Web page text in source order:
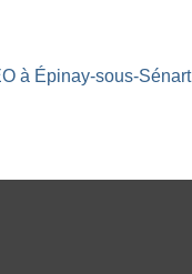
à Épinay-sous-Sénart